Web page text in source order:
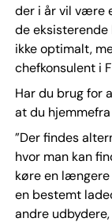
der i år vil være
de eksisterende
ikke optimalt,
chefkonsulent i
Har du brug for
at du
”Der findes
hvor man kan
køre en længere
en bestemt
andre